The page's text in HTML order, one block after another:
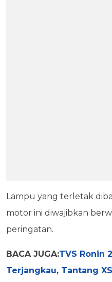
Lampu yang terletak
motor ini diwajibkan
peringatan.
BACA JUGA:TVS Ronin
Terjangkau, Tantang